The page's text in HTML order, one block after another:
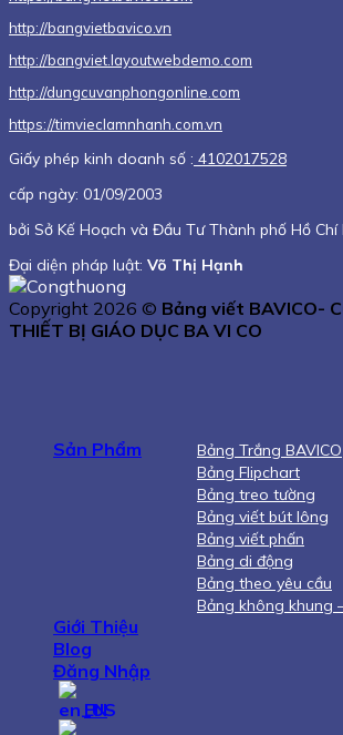
http://bangvietbavico.vn
http://bangviet.layoutwebdemo.com
http://dungcuvanphongonline.com
https://timvieclamnhanh.com.vn
Giấy phép kinh doanh số : 4102017528
cấp ngày: 01/09/2003
bởi Sở Kế Hoạch và Đầu Tư Thành phố Hồ Chí
Đại diện pháp luật: Võ Thị Hạnh
Copyright 2026 © Bảng viết BAVICO-
THIẾT BỊ GIÁO DỤC BA VI CO
Sản Phẩm
Bảng Trắng BAVICO
Bảng Flipchart
Bảng treo tường
Bảng viết bút lông
Bảng viết phấn
Bảng di động
Bảng theo yêu cầu
Bảng không khung
Giới Thiệu
Blog
Đăng Nhập
EN